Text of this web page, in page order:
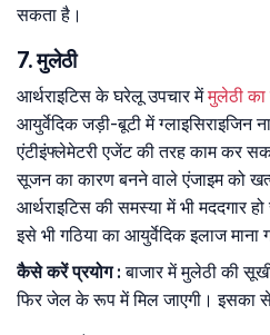
सकता है।
7. मुलेठी
आर्थराइटिस के घरेलू उपचार मेंमुलेठी का
आयुर्वेदिक जड़ी-बूटी में ग्लाइसिराइजिन
एंटीइंफ्लेमेटरी एजेंट की तरह काम कर
सूजन का कारण बनने वाले एंजाइम को
आर्थराइटिस की समस्या में भी मददगार
इसे भी गठिया का आयुर्वेदिक इलाज माना
कैसे करें प्रयोग: बाजार में मुलेठी की
फिर जेल के रूप में मिल जाएगी। इसका